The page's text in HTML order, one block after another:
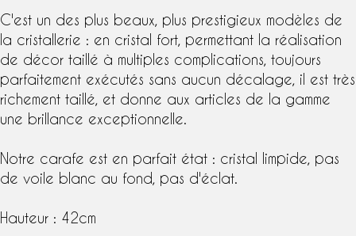
C'est un des plus beaux, plus prestigieux modèles de
la cristallerie : en cristal fort, permettant la réalisation
de décor taillé à multiples complications, toujours
parfaitement exécutés sans aucun décalage, il est très
richement taillé, et donne aux articles de la gamme
une brillance exceptionnelle.
Notre carafe est en parfait état : cristal limpide, pas
de voile blanc au fond, pas d'éclat.
Hauteur : 42cm